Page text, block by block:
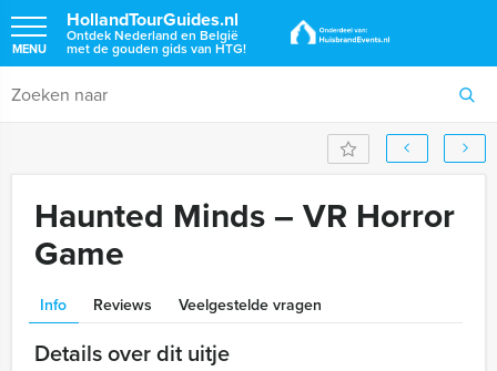
HollandTourGuides.nl
Ontdek Nederland en België
met de gouden gids van HTG!
MENU
Haunted Minds – VR Horror
Game
Info Reviews Veelgestelde vragen
Details over dit uitje